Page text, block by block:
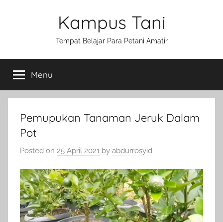
Kampus Tani
Tempat Belajar Para Petani Amatir
Menu
Pemupukan Tanaman Jeruk Dalam
Pot
Posted on 25 April 2021 by abdurrosyid